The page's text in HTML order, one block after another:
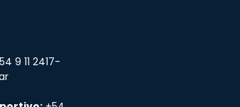
9 11 2417-